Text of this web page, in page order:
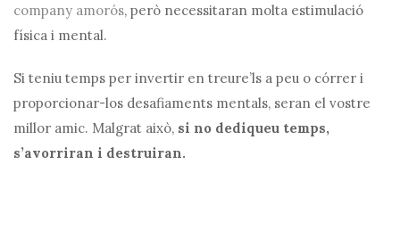
company amorós, però necessitaran molta estimulació
física i mental.
Si teniu temps per invertir en treure’ls a peu o córrer i
proporcionar-los desafiaments mentals, seran el vostre
millor amic. Malgrat això, si no dediqueu temps,
s’avorriran i destruiran.